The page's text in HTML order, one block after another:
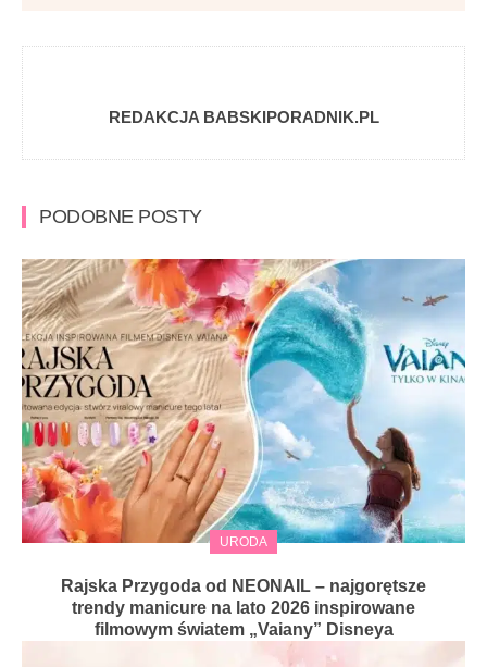
REDAKCJA BABSKIPORADNIK.PL
PODOBNE POSTY
URODA
Rajska Przygoda od NEONAIL – najgorętsze
trendy manicure na lato 2026 inspirowane
filmowym światem „Vaiany” Disneya